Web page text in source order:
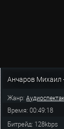
Анчаров Михаил
Жанр:
Время: 00:49:18
Битрейд: 128kbps